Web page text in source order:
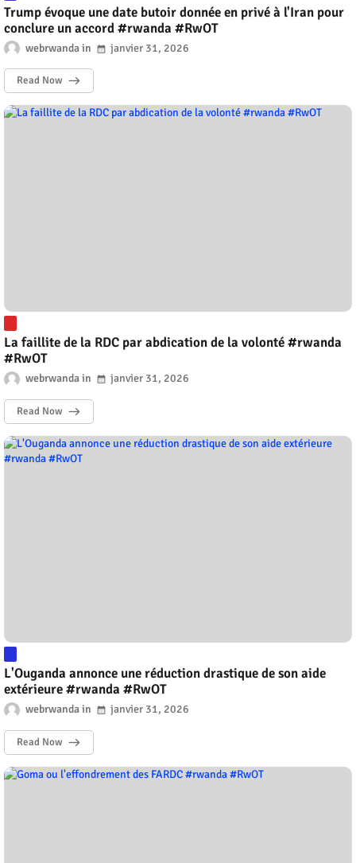
Trump évoque une date butoir donnée en privé à l'Iran pour
conclure un accord #rwanda #RwOT
webrwanda janvier 31, 2026
Read Now
La faillite de la RDC par abdication de la volonté #rwanda
#RwOT
webrwanda janvier 31, 2026
Read Now
L'Ouganda annonce une réduction drastique de son aide
extérieure #rwanda #RwOT
webrwanda janvier 31, 2026
Read Now